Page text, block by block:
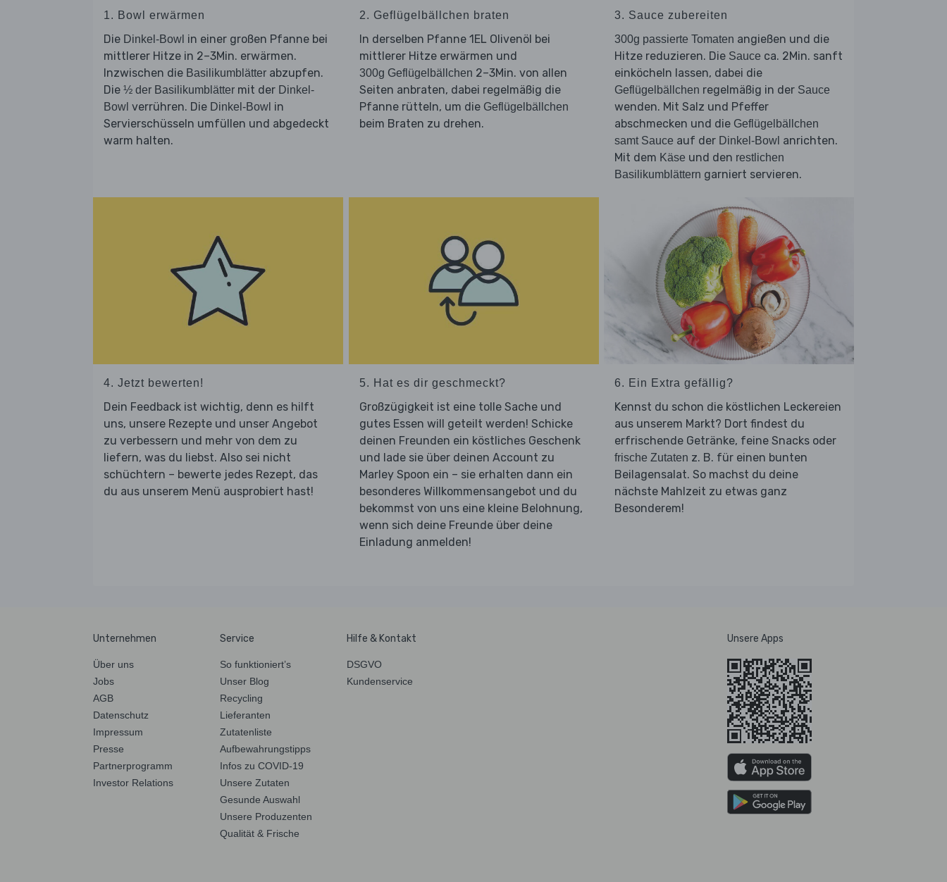
1. Bowl erwärmen
Die Dinkel-Bowl in einer großen Pfanne bei
mittlerer Hitze in 2–3Min. erwärmen.
Inzwischen die Basilikumblätter abzupfen.
Die ½ der Basilikumblätter mit der Dinkel-
Bowl verrühren. Die Dinkel-Bowl in
Servierschüsseln umfüllen und abgedeckt
warm halten.
2. Geflügelbällchen braten
In derselben Pfanne 1EL Olivenöl bei
mittlerer Hitze erwärmen und
300g Geflügelbällchen 2–3Min. von allen
Seiten anbraten, dabei regelmäßig die
Pfanne rütteln, um die Geflügelbällchen
beim Braten zu drehen.
3. Sauce zubereiten
300g passierte Tomaten angießen und die
Hitze reduzieren. Die Sauce ca. 2Min. sanft
einköcheln lassen, dabei die
Geflügelbällchen regelmäßig in der Sauce
wenden. Mit Salz und Pfeffer
abschmecken und die Geflügelbällchen
samt Sauce auf der Dinkel-Bowl anrichten.
Mit dem Käse und den restlichen
Basilikumblättern garniert servieren.
4. Jetzt bewerten!
Dein Feedback ist wichtig, denn es hilft
uns, unsere Rezepte und unser Angebot
zu verbessern und mehr von dem zu
liefern, was du liebst. Also sei nicht
schüchtern – bewerte jedes Rezept, das
du aus unserem Menü ausprobiert hast!
5. Hat es dir geschmeckt?
Großzügigkeit ist eine tolle Sache und
gutes Essen will geteilt werden! Schicke
deinen Freunden ein köstliches Geschenk
und lade sie über deinen Account zu
Marley Spoon ein – sie erhalten dann ein
besonderes Willkommensangebot und du
bekommst von uns eine kleine Belohnung,
wenn sich deine Freunde über deine
Einladung anmelden!
6. Ein Extra gefällig?
Kennst du schon die köstlichen Leckereien
aus unserem Markt? Dort findest du
erfrischende Getränke, feine Snacks oder
frische Zutaten z. B. für einen bunten
Beilagensalat. So machst du deine
nächste Mahlzeit zu etwas ganz
Besonderem!
Unternehmen
Über uns
Jobs
AGB
Datenschutz
Impressum
Presse
Partnerprogramm
Investor Relations
Service
So funktioniert’s
Unser Blog
Recycling
Lieferanten
Zutatenliste
Aufbewahrungstipps
Infos zu COVID-19
Unsere Zutaten
Gesunde Auswahl
Unsere Produzenten
Qualität & Frische
Hilfe & Kontakt
DSGVO
Kundenservice
Unsere Apps